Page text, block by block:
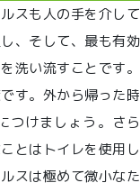
スも人の手を介して
、そして、最も有効
洗い流すことです。
す。外から帰った時
つけましょう。さら
とはトイレを使用し
スは極めて微小なた